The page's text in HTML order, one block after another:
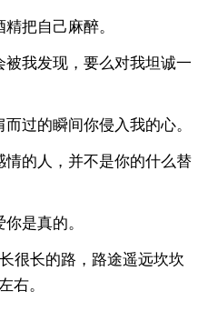
把自己麻醉。
我发现，要么对我坦诚一
过的瞬间你侵入我的心。
情的人，并不是你的什么替
是真的。
很长的路，路途遥远坎坎
右。